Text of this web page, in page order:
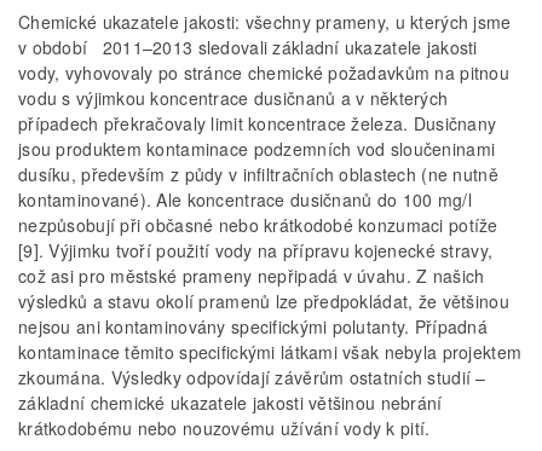
Chemické ukazatele jakosti: všechny prameny, u kterých jsme
v období 2011–2013 sledovali základní ukazatele jakosti
vody, vyhovovaly po stránce chemické požadavkům na pitnou
vodu s výjimkou koncentrace dusičnanů a v některých
případech překračovaly limit koncentrace železa. Dusičnany
jsou produktem kontaminace podzemních vod sloučeninami
dusíku, především z půdy v infiltračních oblastech (ne nutně
kontaminované). Ale koncentrace dusičnanů do 100 mg/l
nezpůsobují při občasné nebo krátkodobé konzumaci potíže
[9]. Výjimku tvoří použití vody na přípravu kojenecké stravy,
což asi pro městské prameny nepřipadá v úvahu. Z našich
výsledků a stavu okolí pramenů lze předpokládat, že většinou
nejsou ani kontaminovány specifickými polutanty. Případná
kontaminace těmito specifickými látkami však nebyla projektem
zkoumána. Výsledky odpovídají závěrům ostatních studií –
základní chemické ukazatele jakosti většinou nebrání
krátkodobému nebo nouzovému užívání vody k pití.